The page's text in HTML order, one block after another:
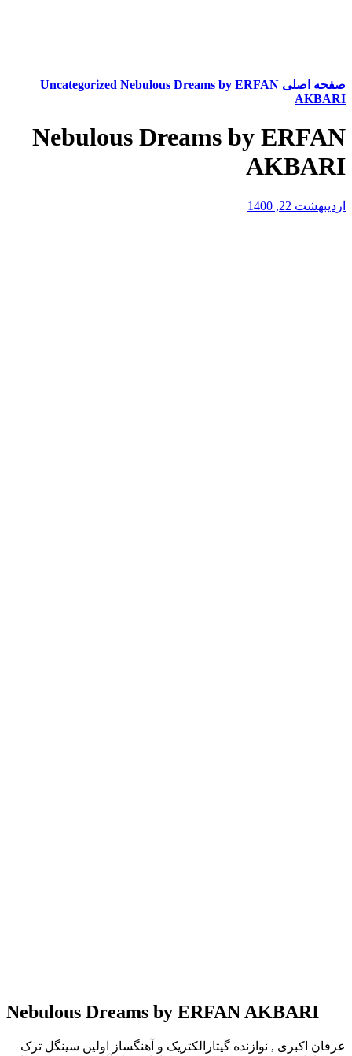
صفحه اصلی Uncategorized Nebulous Dreams by ERFAN
AKBARI
Nebulous Dreams by ERFAN
AKBARI
اردیبهشت 22, 1400
Nebulous Dreams by ERFAN AKBARI
عرفان اکبری , نوازنده گیتارالکتریک و آهنگساز اولین سینگل ترک